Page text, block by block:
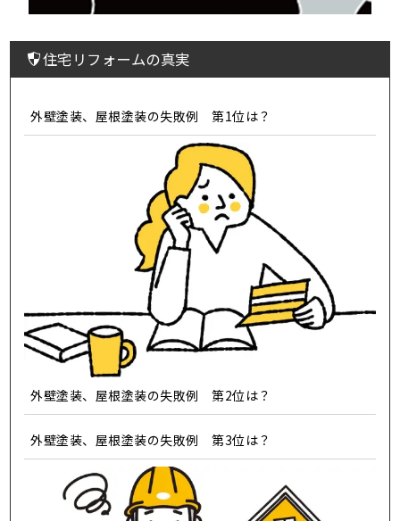
住宅リフォームの真実
外壁塗装、屋根塗装の失敗例 第1位は？
外壁塗装、屋根塗装の失敗例 第2位は？
外壁塗装、屋根塗装の失敗例 第3位は？